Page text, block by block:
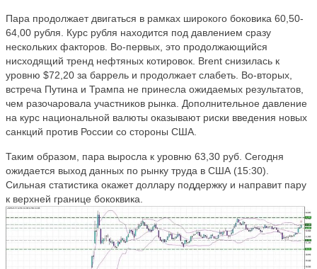
Пара продолжает двигаться в рамках широкого боковика 60,50-
64,00 рубля. Курс рубля находится под давлением сразу
нескольких факторов. Во-первых, это продолжающийся
нисходящий тренд нефтяных котировок. Brent снизилась к
уровню $72,20 за баррель и продолжает слабеть. Во-вторых,
встреча Путина и Трампа не принесла ожидаемых результатов,
чем разочаровала участников рынка. Дополнительное давление
на курс национальной валюты оказывают риски введения новых
санкций против России со стороны США.
Таким образом, пара выросла к уровню 63,30 руб. Сегодня
ожидается выход данных по рынку труда в США (15:30).
Сильная статистика окажет доллару поддержку и направит пару
к верхней границе бококвика.